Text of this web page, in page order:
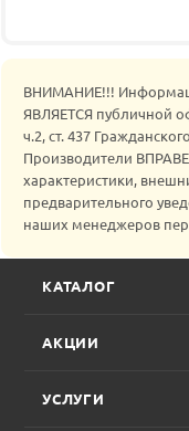
ВНИМАНИЕ!!!
ЯВЛЯЕТСЯ публичной
ч.2, ст. 437
Производители
характеристики,
предварительного
наших менеджеров
КАТАЛОГ
АКЦИИ
УСЛУГИ